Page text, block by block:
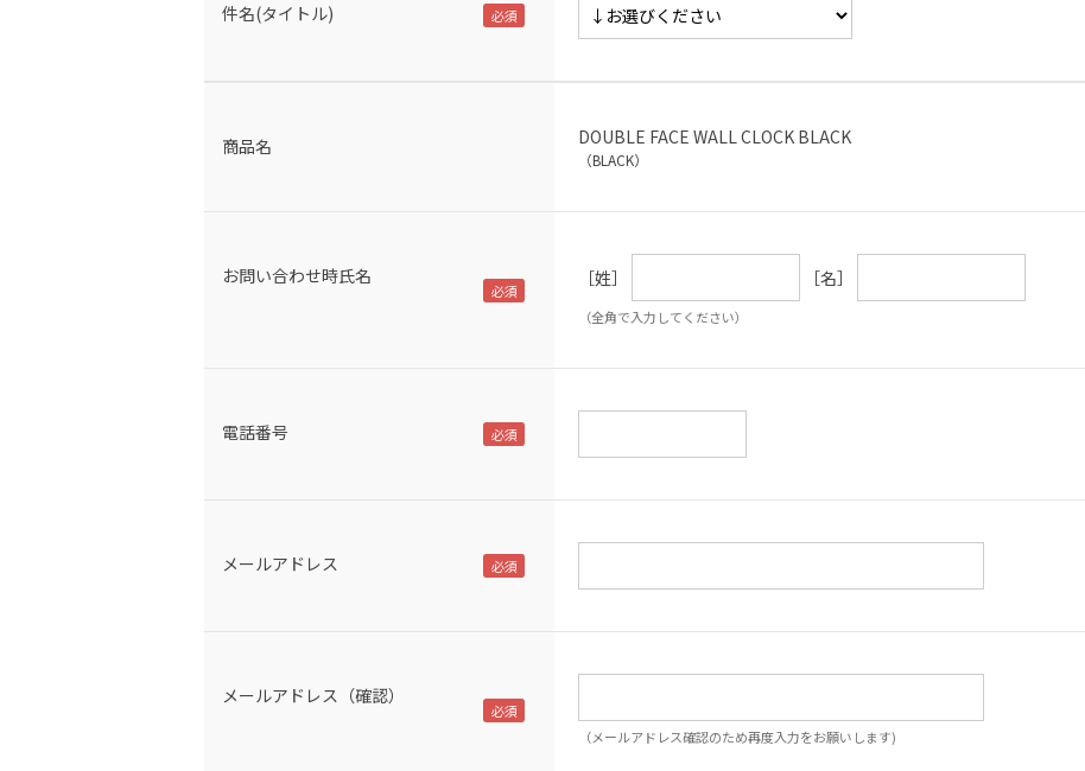
件名(タイトル)
商品名 DOUBLE FACE WALL CLOCK BLACK
（BLACK）
お問い合わせ時氏名 ［姓］ ［名］
（全角で入力してください）
電話番号
メールアドレス
メールアドレス（確認）
（メールアドレス確認のため再度入力をお願いします)